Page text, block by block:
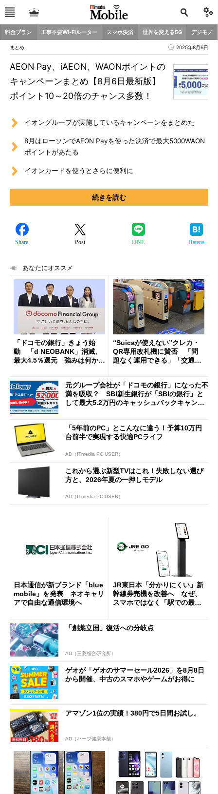
料金プラン 工事不要Wi-Fiルーター スマホ決済 世界を変える5G デジモノ
まとめ 2025年8月6日
AEON Pay、iAEON、WAONポイントの
キャンペーンまとめ【8月6日最新版】
ポイント10～20倍のチャンス多数！
イオングループが実施しているキャンペーンをまとめた
8月はローソンでAEON Payを使った決済で最大5000WAON
ポイントがあたる
イオンカードを使うとさらに便利に
続きを読む
Share Post LINE Hatena
あなたにオススメ
「ドコモの銀行」きょう始
動 「d NEOBANK」消滅、
最大4.5％還元 強みは何か解
“Suicaが使えない”クレカ・
QR専用改札機に賛否 「問
題なく運用できる」「交通系I
元グループ会社が「ドコモの銀行」になった不
満を吸収？ SBI新生銀行が「SBIの銀行」と
して最大5.2万円のキャッシュバックキャンペ
「5年前のPC」とこんなに違う！予算10万円
台前半で実現する快適PCライフ
AD（ITmedia PC USER）
これから選ぶ新型TVはこれ！失敗しない選び
方と、2026年夏の一押しモデル
AD（ITmedia PC USER）
日本通信が新ブランド「blue
mobile」を発表 ネオキャリ
アで自由な通信環境へ
JR東日本「分かりにくい」新
幹線券売機を改善へ なぜ、
スマホではなく「駅での最短
「創薬立国」復活への分岐点
AD（三菱総合研究所）
ゲオが「ゲオのサマーセール2026」を8月8日
から開催、中古のスマホやゲームがお得に
アマゾン1位の実績！380円で5日間お試し。
AD（ハーブ健康本舗）